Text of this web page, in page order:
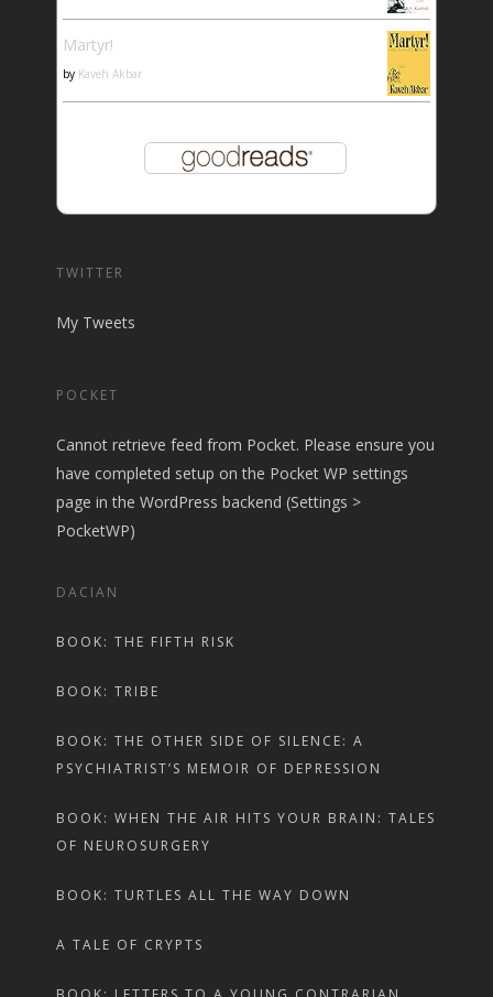
Martyr!
by Kaveh Akbar
TWITTER
My Tweets
POCKET
Cannot retrieve feed from Pocket. Please ensure you
have completed setup on the Pocket WP settings
page in the WordPress backend (Settings >
PocketWP)
DACIAN
BOOK: THE FIFTH RISK
BOOK: TRIBE
BOOK: THE OTHER SIDE OF SILENCE: A
PSYCHIATRIST’S MEMOIR OF DEPRESSION
BOOK: WHEN THE AIR HITS YOUR BRAIN: TALES
OF NEUROSURGERY
BOOK: TURTLES ALL THE WAY DOWN
A TALE OF CRYPTS